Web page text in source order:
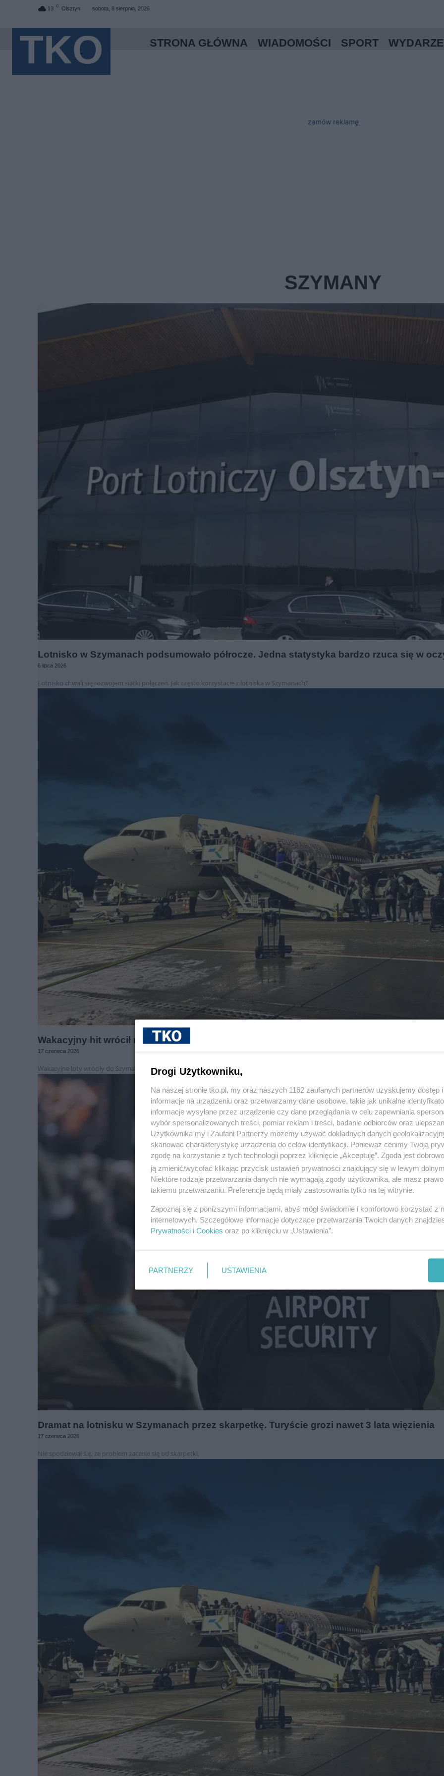
13 C Olsztyn sobota, 8 sierpnia, 2026
TKO STRONA GŁÓWNA WIADOMOŚCI SPORT
zamów reklamę
SZYMANY
Lotnisko w Szymanach podsumowało półrocze. Jedna statystyka bardzo rzuca się w
6 lipca 2026
Lotnisko chwali się rozwojem siatki połączeń. Jak często korzystacie z lotniska w Szymanach?
Wakacyjny hit wrócił na lotnisko Olsztyn-Mazury. Pierwszy samolot już wystartował
17 czerwca 2026
Wakacyjne loty wróciły do Szyman.
Dramat na lotnisku w Szymanach przez skarpetkę. Turyście grozi nawet 3 lata więzienia
17 czerwca 2026
Nie spodziewał się, że problem zacznie się od skarpetki.
Drogi Użytkowniku,
Na naszej stronie tko.pl, my oraz naszych 1162 zaufanych partnerów uzyskujemy dostęp
informacje na urządzeniu oraz przetwarzamy dane osobowe, takie jak unikalne
informacje wysyłane przez urządzenie czy dane przeglądania w celu zapewniania
wybór spersonalizowanych treści, pomiar reklam i treści, badanie odbiorców oraz
Użytkownika my i Zaufani Partnerzy możemy używać dokładnych danych
skanować charakterystykę urządzenia do celów identyfikacji. Ponieważ cenimy Twoją
zgodę na korzystanie z tych technologii poprzez kliknięcie „Akceptuję”. Zgoda jest
ją zmienić/wycofać klikając przycisk ustawień prywatności znajdujący się w lewym
Niektóre rodzaje przetwarzania danych nie wymagają zgody użytkownika, ale masz
takiemu przetwarzaniu. Preferencje będą miały zastosowania tylko na tej witrynie.
Zapoznaj się z poniższymi informacjami, abyś mógł świadomie i komfortowo korzystać z
internetowych. Szczegółowe informacje dotyczące przetwarzania Twoich danych
Prywatności i Cookies oraz po kliknięciu w „Ustawienia”.
PARTNERZY USTAWIENIA